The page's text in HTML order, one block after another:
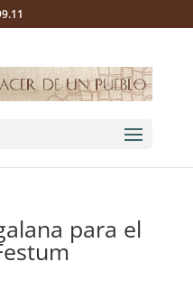
para el